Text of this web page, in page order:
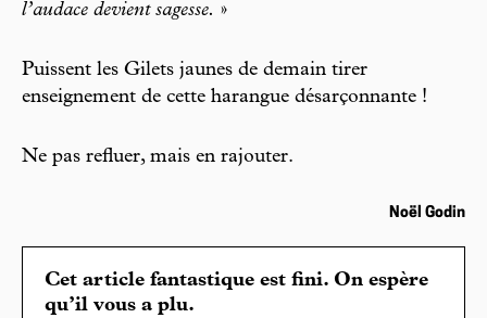
l’audace devient sagesse. »
Puissent les Gilets jaunes de demain tirer
enseignement de cette harangue désarçonnante !
Ne pas refluer, mais en rajouter.
Noël Godin
Cet article fantastique est fini. On espère
qu’il vous a plu.